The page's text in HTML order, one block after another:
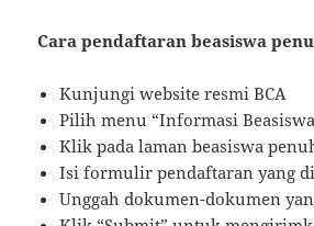
Cara pendaftaran beasiswa
Kunjungi website resmi BCA
Pilih menu “Informasi
Klik pada laman beasiswa
Isi formulir pendaftaran yang
Unggah dokumen-dokumen